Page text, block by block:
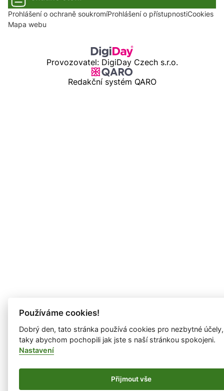
Prohlášení o ochraně soukromíProhlášení o přístupnostiCookies
Mapa webu
Provozovatel: DigiDay Czech s.r.o.
Redakční systém QARO
Používáme cookies!
Dobrý den, tato stránka používá cookies pro nezbytné
taky abychom pochopili jak jste s naší stránkou spokojeni.
Nastavení
Přijmout vše